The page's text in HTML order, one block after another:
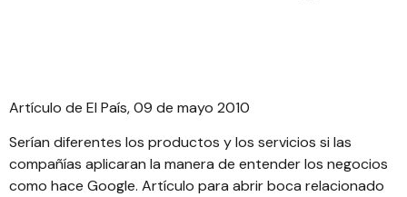
Artículo de El País, 09 de mayo 2010
Serían diferentes los productos y los servicios si las
compañías aplicaran la manera de entender los negocios
como hace Google. Artículo para abrir boca relacionado